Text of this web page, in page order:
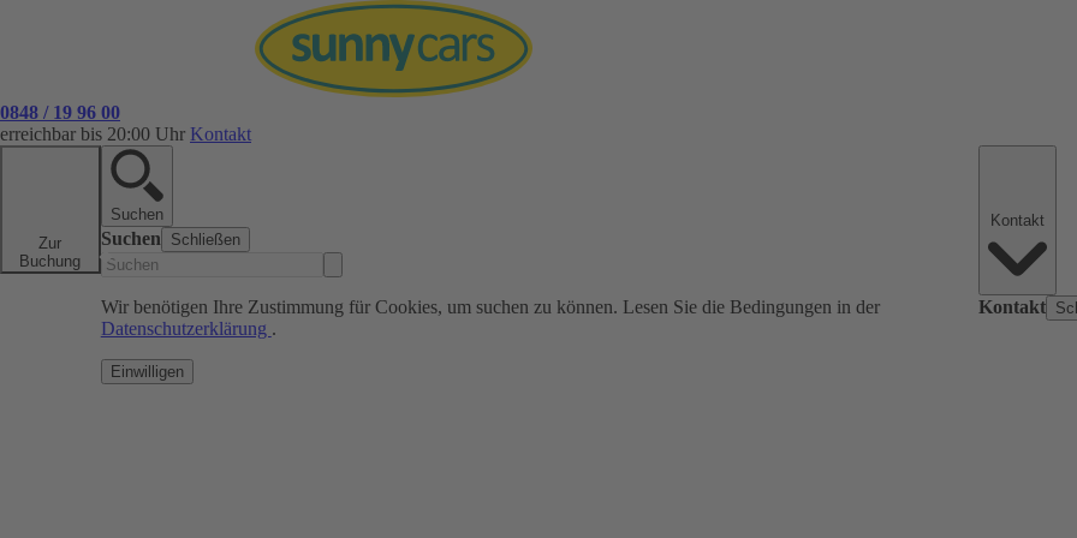
0848 / 19 96 00
erreichbar bis 20:00 Uhr Kontakt
Zur
Buchung
Suchen
Suchen Schließen
Wir benötigen Ihre Zustimmung für Cookies, um suchen zu können. Lesen Sie die Bedingungen in der
Datenschutzerklärung .
Einwilligen
Kontakt